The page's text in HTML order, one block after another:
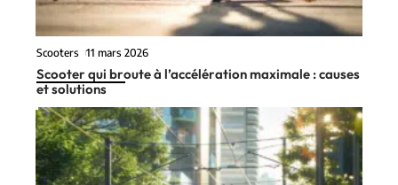
Scooters 11 mars 2026
Scooter qui broute à l’accélération maximale : causes
et solutions